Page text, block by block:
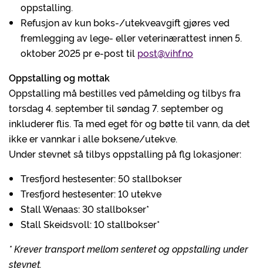
oppstalling.
Refusjon av kun boks-/utekveavgift gjøres ved
fremlegging av lege- eller veterinærattest innen 5.
oktober 2025 pr e-post til post@vihf.no
Oppstalling og mottak
Oppstalling må bestilles ved påmelding og tilbys fra
torsdag 4. september til søndag 7. september og
inkluderer flis. Ta med eget fòr og bøtte til vann, da det
ikke er vannkar i alle boksene/utekve.
Under stevnet så tilbys oppstalling på flg lokasjoner:
Tresfjord hestesenter: 50 stallbokser
Tresfjord hestesenter: 10 utekve
Stall Wenaas: 30 stallbokser*
Stall Skeidsvoll: 10 stallbokser*
* Krever transport mellom senteret og oppstalling under
stevnet.